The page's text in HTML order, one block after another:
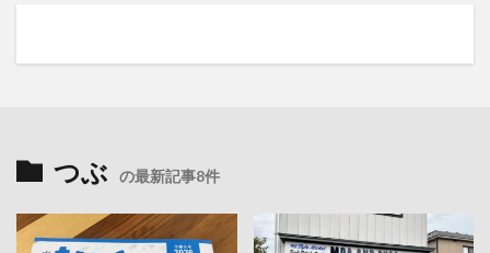
つぶ の最新記事8件